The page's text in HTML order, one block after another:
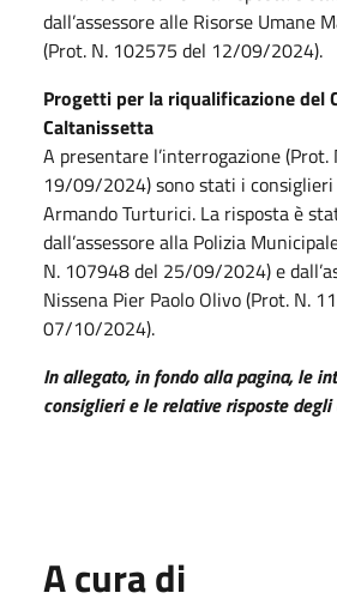
dall’assessore alle Risorse Umane
(Prot. N. 102575 del 12/09/2024).
Progetti per la riqualificazione del
Caltanissetta
A presentare l’interrogazione
19/09/2024) sono stati i consiglieri
Armando Turturici. La risposta è
dall’assessore alla Polizia
N. 107948 del 25/09/2024) e
Nissena Pier Paolo Olivo (Prot. N.
07/10/2024).
In allegato, in fondo alla pagina, le
consiglieri e le relative risposte degli
A cura di